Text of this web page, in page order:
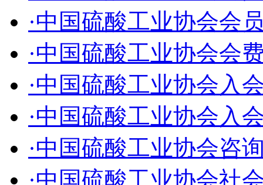
·中国硫酸工业协会会
·中国硫酸工业协会会
·中国硫酸工业协会入
·中国硫酸工业协会入
·中国硫酸工业协会咨
·中国硫酸工业协会社